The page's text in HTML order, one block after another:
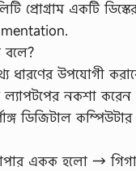
প্রোগ্রাম একটি
বলে?
ধারণের উপযোগী
ল্যাপটপের নকশা
ডিজিটাল
মাপার একক হলো →